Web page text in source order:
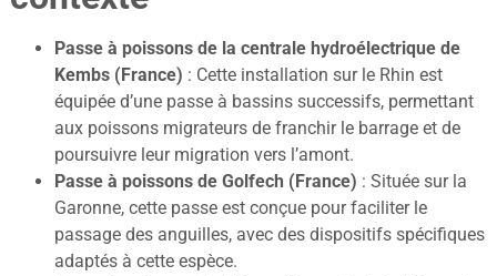
Passe à poissons de la centrale hydroélectrique de
Kembs (France) : Cette installation sur le Rhin est
équipée d’une passe à bassins successifs, permettant
aux poissons migrateurs de franchir le barrage et de
poursuivre leur migration vers l’amont.
Passe à poissons de Golfech (France) : Située sur la
Garonne, cette passe est conçue pour faciliter le
passage des anguilles, avec des dispositifs spécifiques
adaptés à cette espèce.